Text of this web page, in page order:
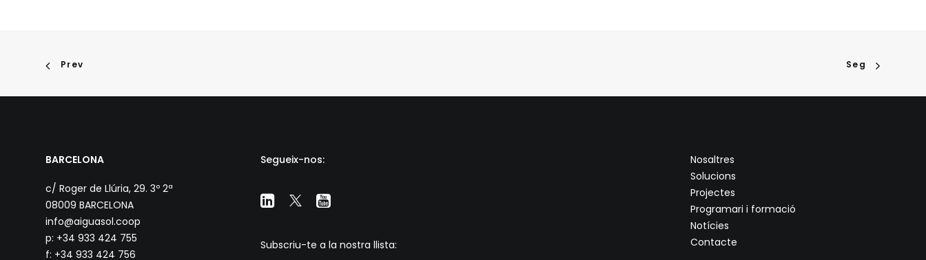
Prev Seg
BARCELONA
c/ Roger de Llúria, 29. 3º 2ª
08009 BARCELONA
info@aiguasol.coop
p: +34 933 424 755
f: +34 933 424 756
Segueix-nos:
Subscriu-te a la nostra llista:
Nosaltres
Solucions
Projectes
Programari i formació
Notícies
Contacte